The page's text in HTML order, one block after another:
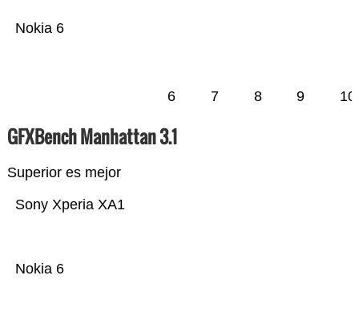
Nokia 6
6 7 8 9 10
GFXBench Manhattan 3.1
Superior es mejor
Nokia 6
Sony Xperia XA1